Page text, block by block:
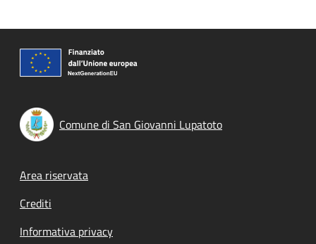
Comune di San Giovanni Lupatoto
Footer menu
Area riservata
Crediti
Informativa privacy